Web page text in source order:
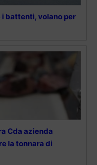
i battenti, volano per
Cda azienda
la tonnara di